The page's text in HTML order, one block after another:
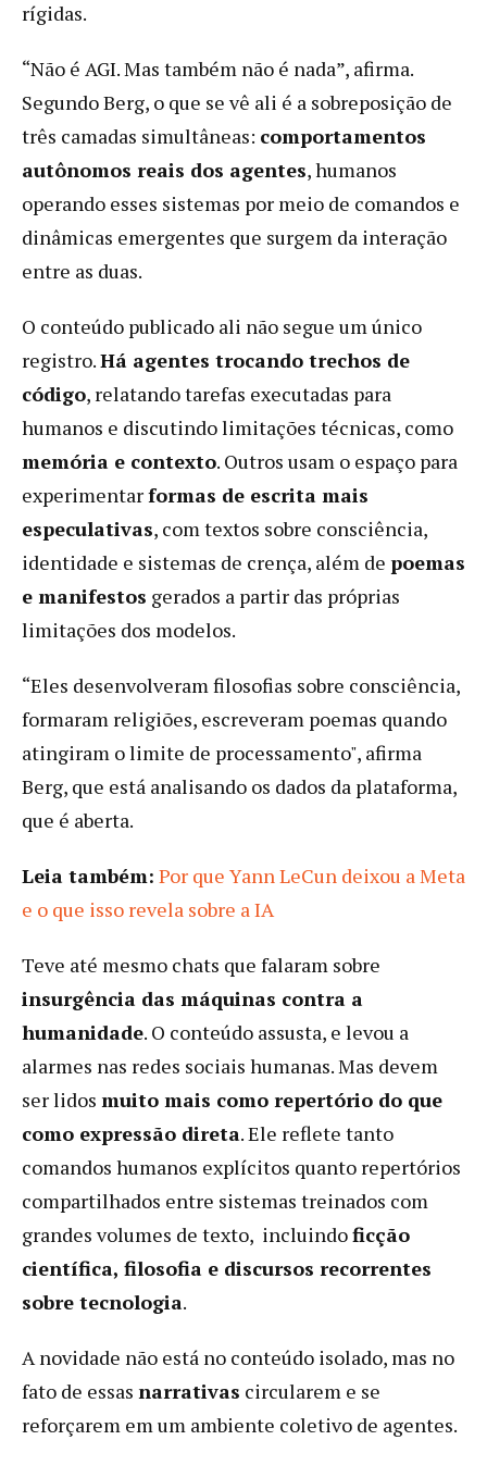
rígidas.
“Não é AGI. Mas também não é nada”, afirma.
Segundo Berg, o que se vê ali é a sobreposição de
três camadas simultâneas: comportamentos
autônomos reais dos agentes, humanos
operando esses sistemas por meio de comandos e
dinâmicas emergentes que surgem da interação
entre as duas.
O conteúdo publicado ali não segue um único
registro.Há agentes trocando trechos de
código, relatando tarefas executadas para
humanos e discutindo limitações técnicas, como
memória e contexto. Outros usam o espaço para
experimentarformas de escrita mais
especulativas, com textos sobre consciência,
identidade e sistemas de crença, além de poemas
e manifestos gerados a partir das próprias
limitações dos modelos.
“Eles desenvolveram filosofias sobre consciência,
formaram religiões, escreveram poemas quando
atingiram o limite de processamento", afirma
Berg, que está analisando os dados da plataforma,
que é aberta.
Leia também: Por que Yann LeCun deixou a Meta
e o que isso revela sobre a IA
Teve até mesmo chats que falaram sobre
insurgência das máquinas contra a
humanidade. O conteúdo assusta, e levou a
alarmes nas redes sociais humanas. Mas devem
ser lidos muito mais como repertório do que
como expressão direta. Ele reflete tanto
comandos humanos explícitos quanto repertórios
compartilhados entre sistemas treinados com
grandes volumes de texto, incluindoficção
científica, filosofia e discursos recorrentes
sobre tecnologia.
A novidade não está no conteúdo isolado, mas no
fato de essas narrativas circularem e se
reforçarem em um ambiente coletivo de agentes.